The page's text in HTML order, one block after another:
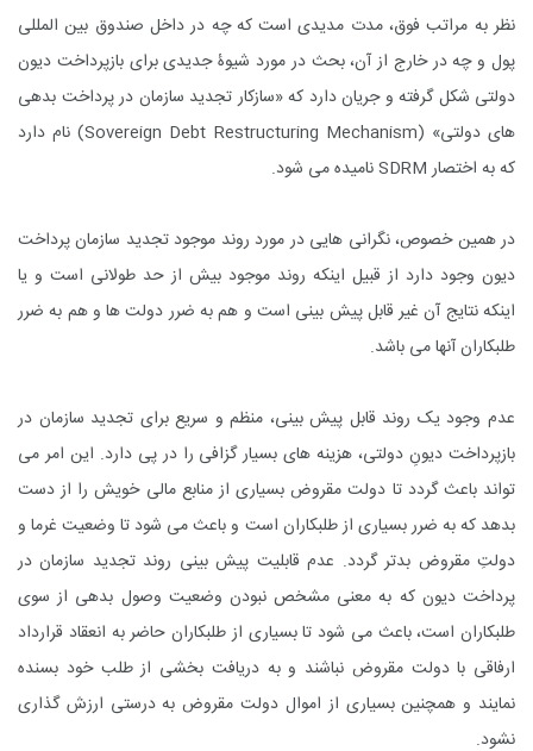
نظر به مراتب فوق، مدت مدیدی است که چه در داخل صندوق بین المللی
پول و چه در خارج از آن، بحث در مورد شیوۀ جدیدی برای بازپرداخت دیون
دولتی شکل گرفته و جریان دارد که «سازکار تجدید سازمان در پرداخت بدهی
های دولتی» (Sovereign Debt Restructuring Mechanism) نام دارد
که به اختصارSDRMنامیده می شود.
در همین خصوص، نگرانی هایی در مورد روند موجود تجدید سازمان پرداخت
دیون وجود دارد از قبیل اینکه روند موجود بیش از حد طولانی است و یا
اینکه نتایج آن غیر قابل پیش بینی است و هم به ضرر دولت ها و هم به ضرر
طلبکاران آنها می باشد.
عدم وجود یک روند قابل پیش بینی، منظم و سریع برای تجدید سازمان در
بازپرداخت دیونِ دولتی، هزینه های بسیار گزافی را در پی دارد. این امر می
تواند باعث گردد تا دولت مقروض بسیاری از منابع مالی خویش را از دست
بدهد که به ضرر بسیاری از طلبکاران است و باعث می شود تا وضعیت غرما و
دولتِ مقروض بدتر گردد. عدم قابلیت پیش بینی روند تجدید سازمان در
پرداخت دیون که به معنی مشخص نبودن وضعیت وصول بدهی از سوی
طلبکاران است، باعث می شود تا بسیاری از طلبکاران حاضر به انعقاد قرارداد
ارفاقی با دولت مقروض نباشند و به دریافت بخشی از طلب خود بسنده
نمایند و همچنین بسیاری از اموال دولت مقروض به درستی ارزش گذاری
نشود.